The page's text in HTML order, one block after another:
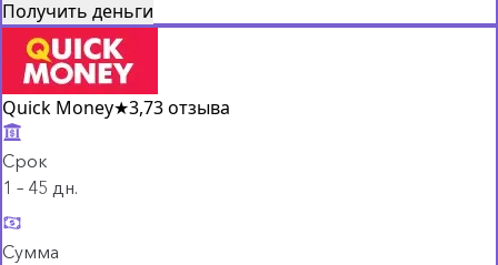
Получить деньги
Quick Money★3,73 отзыва
Срок
1 – 45 дн.
Сумма